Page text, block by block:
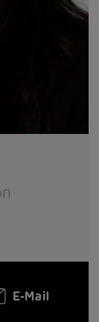
E-Mail